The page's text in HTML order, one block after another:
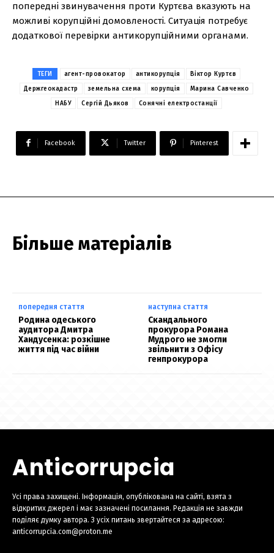
попередні звинувачення проти Куртєва вказують на
можливі корупційні домовленості. Ситуація потребує
додаткової перевірки антикорупційними органами.
ТЕГИ агент-провокатор антикорупція
Віктор Куртєв
Держгеокадастр
земельна схема корупція
Марина Савченко
НАБУ
Сергій Дьяков Сонячні електростанції
Facebook Twitter Pinterest
Більше матеріалів
попередня стаття
Родина одеського
аудитора Дмитра
Хандусенка: розкішне
життя під час війни
наступна стаття
Скандального
прокурора Романа
Мудрого не змогли
звільнити з Офісу
генпрокурора
Anticorrupcia
Усі права захищені. Інформація, опублікована на сайті, взята з
відкритих джерел і має зазначені посилання. Редакція не завжди
поділяє думку автора. З усіх питань звертайтеся за адресою:
anticorrupcia.com@proton.me